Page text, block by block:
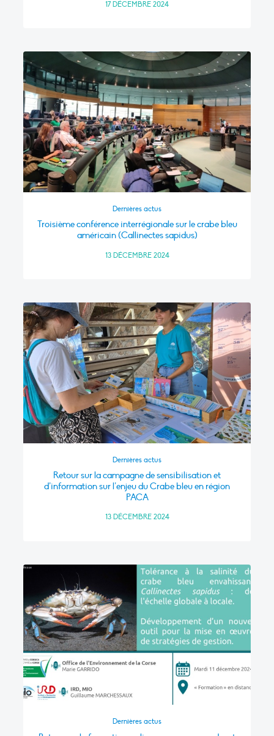
17 DÉCEMBRE 2024
Dernières actus
Troisième conférence interrégionale sur le crabe bleu
américain (Callinectes sapidus)
13 DÉCEMBRE 2024
Dernières actus
Retour sur la campagne de sensibilisation et
d’information sur l’enjeu du Crabe bleu en région
PACA
13 DÉCEMBRE 2024
Dernières actus